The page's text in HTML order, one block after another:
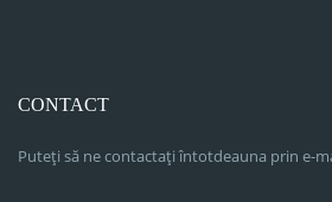
CONTACT
Puteți să ne contactați întotdeauna prin e-